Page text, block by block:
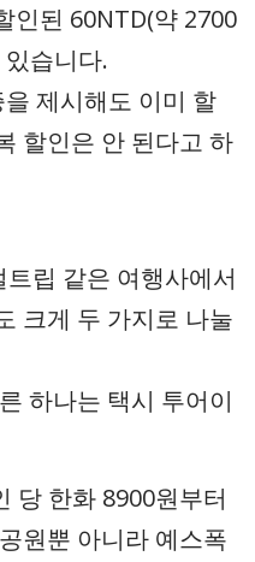
인된 60NTD(약 2700
습니다.
제시해도 이미 할
할인은 안 된다고 하
립 같은 여행사에서
크게 두 가지로 나눌
하나는 택시 투어이
당 한화 8900원부터
원뿐 아니라 예스폭